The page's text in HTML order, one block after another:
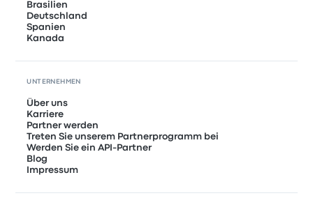
Brasilien
Deutschland
Spanien
Kanada
UNTERNEHMEN
Über uns
Karriere
Partner werden
Treten Sie unserem Partnerprogramm bei
Werden Sie ein API-Partner
Blog
Impressum